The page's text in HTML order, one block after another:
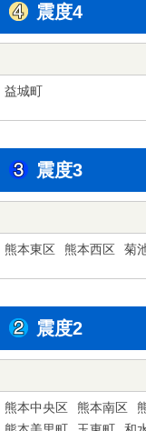
震度4
益城町
震度3
熊本東区 熊本西区 菊
震度2
熊本中央区 熊本南区